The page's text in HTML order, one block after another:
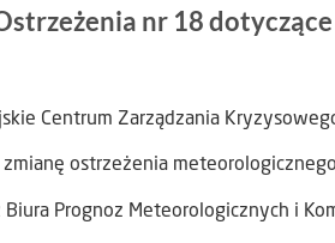
nr 18
Centrum Zarządzania
zmianę ostrzeżenia
Biura Prognoz Meteorologicznych i